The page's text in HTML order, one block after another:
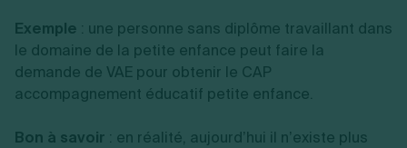
Exemple : une personne sans diplôme travaillant dans
le domaine de la petite enfance peut faire la
demande de VAE pour obtenir le CAP
accompagnement éducatif petite enfance.
Bon à savoir : en réalité, aujourd’hui il n’existe plus